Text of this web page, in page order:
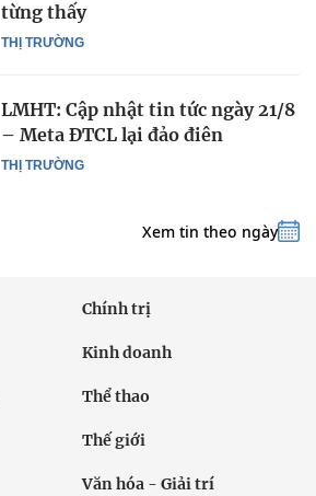
THỊ TRƯỜNG
từng thấy
THỊ TRƯỜNG
LMHT: Cập nhật tin tức ngày 21/8
– Meta ĐTCL lại đảo điên
Xem tin theo ngày
Chính trị
Kinh doanh
Thể thao
Thế giới
Văn hóa - Giải trí